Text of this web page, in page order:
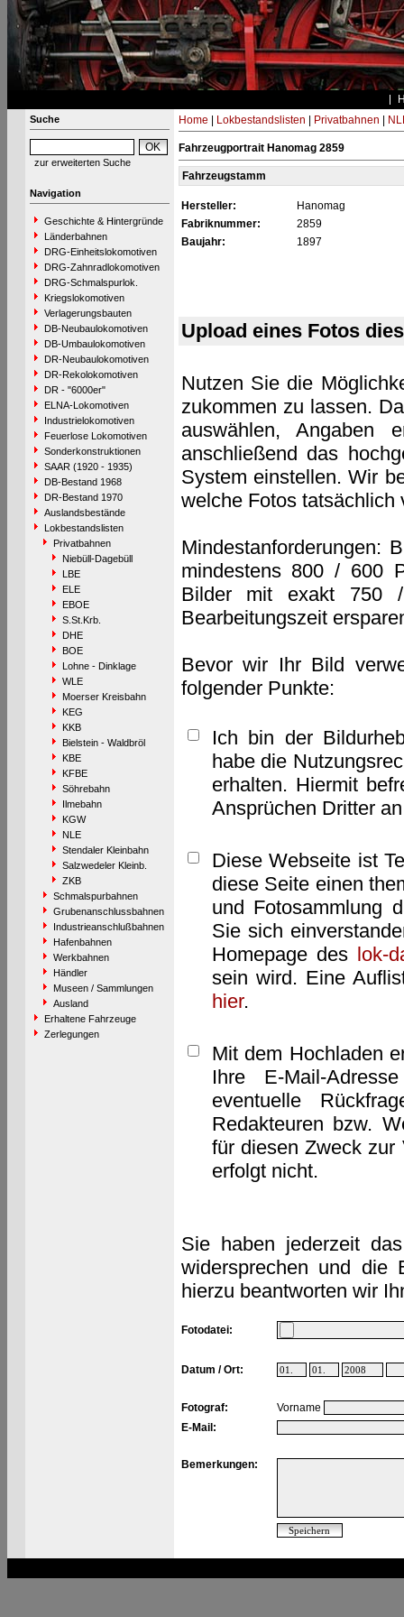
Suche
zur erweiterten Suche
Navigation
Geschichte & Hintergründe
Länderbahnen
DRG-Einheitslokomotiven
DRG-Zahnradlokomotiven
DRG-Schmalspurlok.
Kriegslokomotiven
Verlagerungsbauten
DB-Neubaulokomotiven
DB-Umbaulokomotiven
DR-Neubaulokomotiven
DR-Rekolokomotiven
DR - "6000er"
ELNA-Lokomotiven
Industrielokomotiven
Feuerlose Lokomotiven
Sonderkonstruktionen
SAAR (1920 - 1935)
DB-Bestand 1968
DR-Bestand 1970
Auslandsbestände
Lokbestandslisten
Privatbahnen
Niebüll-Dagebüll
LBE
ELE
EBOE
S.St.Krb.
DHE
BOE
Lohne - Dinklage
WLE
Moerser Kreisbahn
KEG
KKB
Bielstein - Waldbröl
KBE
KFBE
Söhrebahn
Ilmebahn
KGW
NLE
Stendaler Kleinbahn
Salzwedeler Kleinb.
ZKB
Schmalspurbahnen
Grubenanschlussbahnen
Industrieanschlußbahnen
Hafenbahnen
Werkbahnen
Händler
Museen / Sammlungen
Ausland
Erhaltene Fahrzeuge
Zerlegungen
Home Lokbestandslisten Privatbahnen
Fahrzeugportrait Hanomag 2859
Fahrzeugstamm
Hersteller:
Hanomag
Fabriknummer:
2859
Baujahr:
1897
Upload eines Fotos
Nutzen Sie die
zukommen zu lassen.
auswählen, Angaben
anschließend das
System einstellen. Wir
welche Fotos tatsächlich
Mindestanforderungen:
mindestens 800 / 600
Bilder mit exakt 750
Bearbeitungszeit
Bevor wir Ihr Bild
folgender Punkte:
Ich bin der
habe die
erhalten. Hiermit
Ansprüchen Dritter
Diese Webseite ist
diese Seite einen
und Fotosammlung
Sie sich
Homepage des lok-
sein wird. Eine
hier.
Mit dem Hochladen
Ihre E-Mail-
eventuelle
Redakteuren bzw.
für diesen Zweck zur
erfolgt nicht.
Sie haben jederzeit
widersprechen und die
hierzu beantworten wir
Fotodatei:
Datum / Ort:
Fotograf:
Vorname
E-Mail:
Bemerkungen: